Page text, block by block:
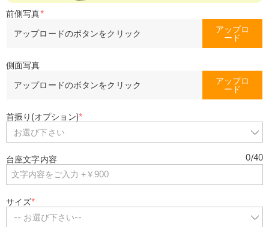
前側写真*
アップロードのボタンをクリック
アップロ
ード
側面写真
アップロードのボタンをクリック
アップロ
ード
首振り(オプション)*
お選び下さい
台座文字内容 0/40
サイズ*
-- お選び下さい--